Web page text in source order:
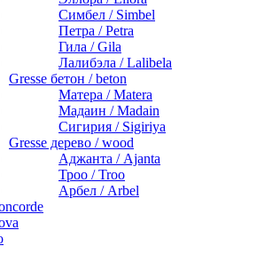
Симбел / Simbel
Петра / Petra
Гила / Gila
Лалибэла / Lalibela
Gresse бетон / beton
Матера / Matera
Мадаин / Madain
Сигирия / Sigiriya
Gresse дерево / wood
Аджанта / Ajanta
Троо / Troo
Арбел / Arbel